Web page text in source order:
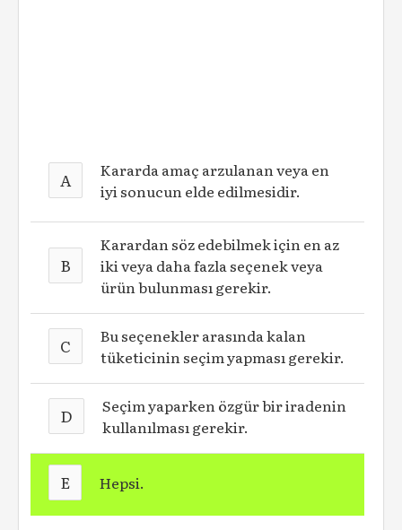
A
Kararda amaç arzulanan veya en
iyi sonucun elde edilmesidir.
B
Karardan söz edebilmek için en az
iki veya daha fazla seçenek veya
ürün bulunması gerekir.
C
Bu seçenekler arasında kalan
tüketicinin seçim yapması gerekir.
D
Seçim yaparken özgür bir iradenin
kullanılması gerekir.
E Hepsi.